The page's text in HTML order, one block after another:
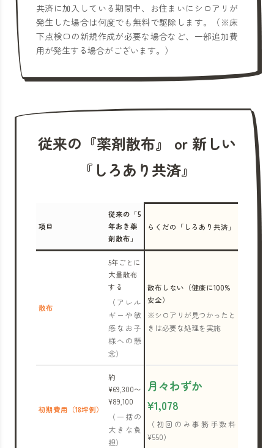
共済に加入している期間中、お住まいにシロアリが
発生した場合は何度でも無料で駆除します。（※床
下点検口の新規作成が必要な場合など、一部追加費
用が発生する場合がございます。）
従来の『薬剤散布』 or 新しい
『しろあり共済』
項目
従来の「5
年おき薬
剤散布」
らくだの「しろあり共済」
散布
5年ごとに
大量散布
する
（アレル
ギーや敏
感なお子
様への懸
念）
散布しない（健康に100%
安全）
※シロアリが見つかったと
きは必要な処理を実施
初期費用（18坪例）
約
¥69,300〜
¥89,100
（一括の
大きな負
担）
月々わずか
¥1,078
（初回のみ事務手数料
¥550）